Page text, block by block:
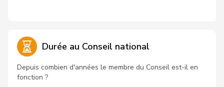
Durée au Conseil national
Depuis combien d'années le membre du Conseil est-il en
fonction ?